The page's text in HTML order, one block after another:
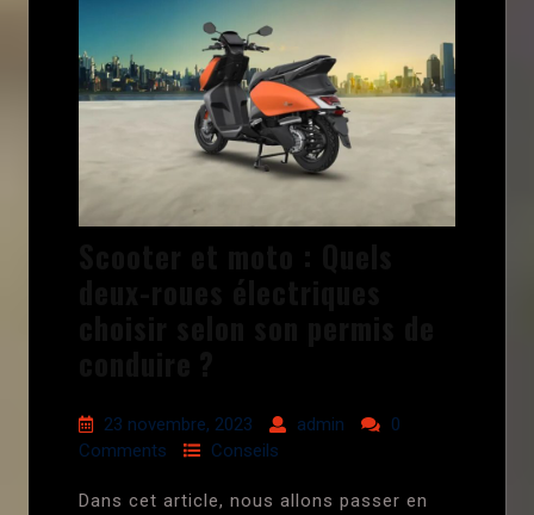
23 novembre, 2023 admin
0
Comments
Conseils
Dans cet article, nous allons passer en